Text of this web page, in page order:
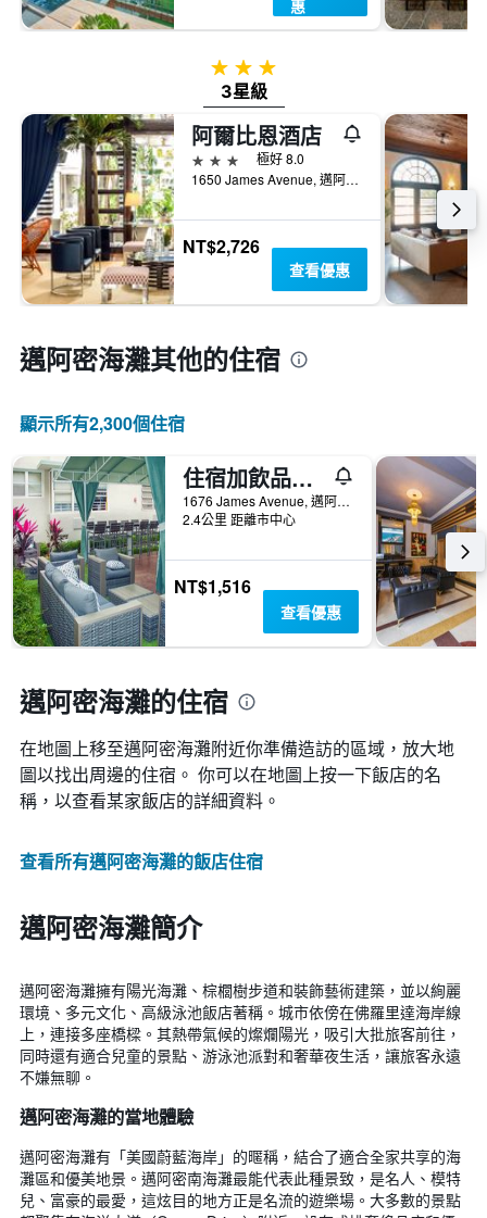
惠
3星級
3星級
阿爾比恩酒店
3星級
極好 8.0
1650 James Avenue, 邁阿密海灘, FL, 美國
NT$2,726
查看優惠
邁阿密海灘​其他的住宿
顯示所有2,300​個住宿
住宿加飲品酒店
1676 James Avenue, 邁阿密海灘, FL, 美國
2.4公里 距離市中心
NT$1,516
查看優惠
邁阿密海灘的住宿
在地圖上移至邁阿密海灘​​附近你準備造訪的區域，放大地
圖以找出周邊的住宿。 你可以在地圖上按一下飯店的名
稱，以查看某家飯店的詳細資料。
查看所有邁阿密海灘​的飯店住宿
邁阿密海灘簡介
邁阿密海灘擁有陽光海灘、棕櫚樹步道和裝飾藝術建築，並以絢麗
環境、多元文化、高級泳池飯店著稱。城市依傍在佛羅里達海岸線
上，連接多座橋樑。其熱帶氣候的燦爛陽光，吸引大批旅客前往，
同時還有適合兒童的景點、游泳池派對和奢華夜生活，讓旅客永遠
不嫌無聊。
邁阿密海灘的當地體驗
邁阿密海灘有「美國蔚藍海岸」的暱稱，結合了適合全家共享的海
灘區和優美地景。邁阿密南海灘最能代表此種景致，是名人、模特
兒、富豪的最愛，這炫目的地方正是名流的遊樂場。大多數的景點